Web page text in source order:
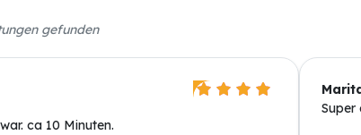
gefunden
ca 10 Minuten.
Super